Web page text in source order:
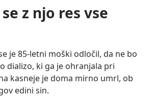
z njo res vse
se je 85-letni moški odločil, da ne bo
dializo, ki ga je ohranjala pri
kasneje je doma mirno umrl, ob
edini sin.